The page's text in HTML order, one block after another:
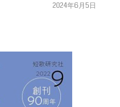
2024年6月5日